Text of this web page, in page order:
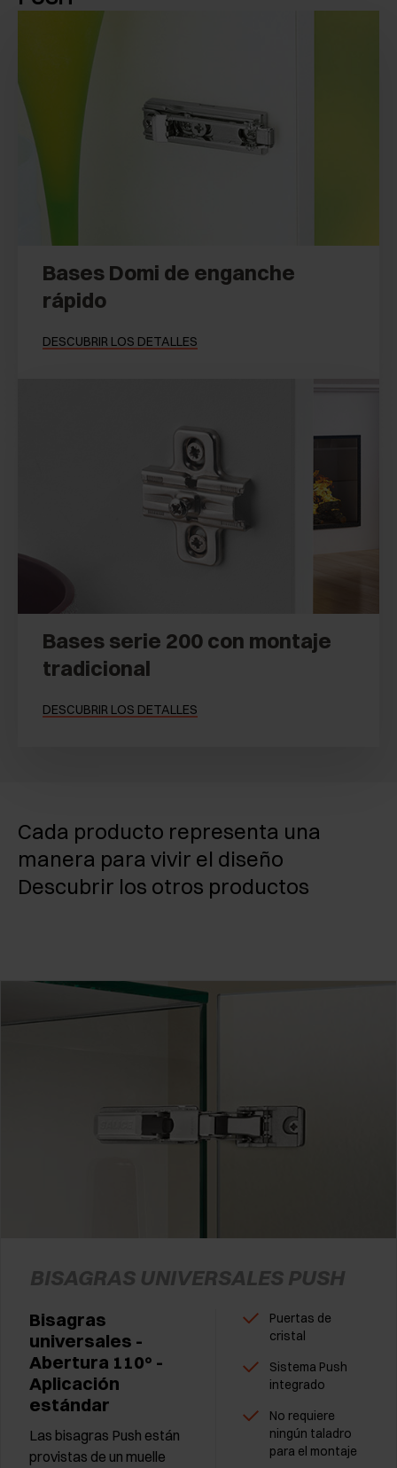
Bases Domi de enganche
rápido
DESCUBRIR LOS DETALLES
Bases serie 200 con montaje
tradicional
DESCUBRIR LOS DETALLES
Cada producto representa una
manera para vivir el diseño
Descubrir los otros productos
BISAGRAS UNIVERSALES PUSH
Bisagras
universales -
Abertura 110° -
Aplicación
estándar
Las bisagras Push están
provistas de un muelle
Puertas de
cristal
Sistema Push
integrado
No requiere
ningún taladro
para el montaje